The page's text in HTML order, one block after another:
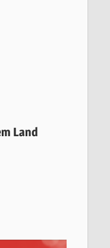
Land